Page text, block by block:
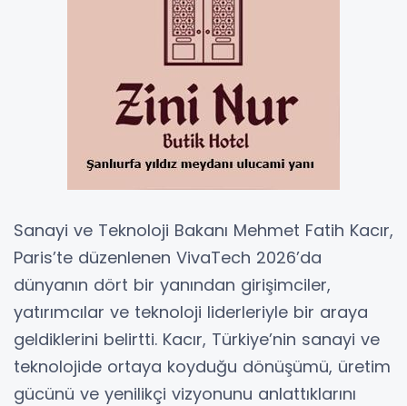
Sanayi ve Teknoloji Bakanı Mehmet Fatih Kacır,
Paris’te düzenlenen VivaTech 2026’da
dünyanın dört bir yanından girişimciler,
yatırımcılar ve teknoloji liderleriyle bir araya
geldiklerini belirtti. Kacır, Türkiye’nin sanayi ve
teknolojide ortaya koyduğu dönüşümü, üretim
gücünü ve yenilikçi vizyonunu anlattıklarını